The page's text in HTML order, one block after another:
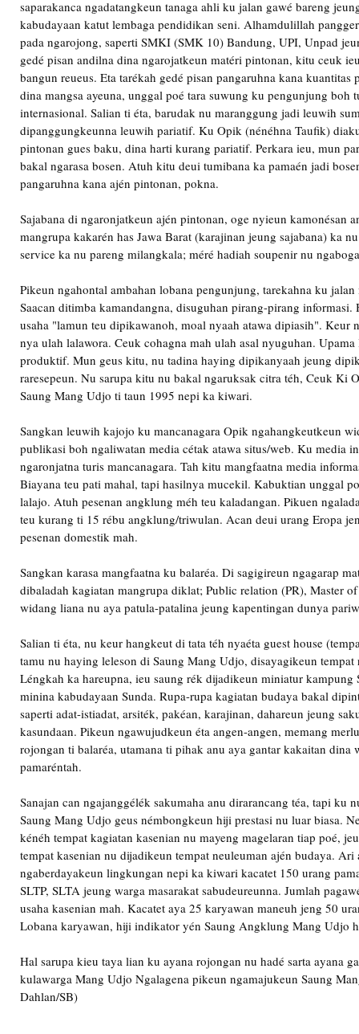
saparakanca ngadatangkeun tanaga ahli ku jalan gawé bareng
kabudayaan katut lembaga pendidikan seni. Alhamdulillah
pada ngarojong, saperti SMKI (SMK 10) Bandung, UPI, Unpad
gedé pisan andilna dina ngarojatkeun matéri pintonan, kitu ceuk
bangun reueus. Eta tarékah gedé pisan pangaruhna kana
dina mangsa ayeuna, unggal poé tara suwung ku pengunjung boh
internasional. Salian ti éta, barudak nu maranggung jadi leuwih
dipanggungkeunna leuwih pariatif. Ku Opik (nénéhna Taufik)
pintonan gues baku, dina harti kurang pariatif. Perkara ieu, mun
bakal ngarasa bosen. Atuh kitu deui tumibana ka pamaén jadi
pangaruhna kana ajén pintonan, pokna.
Sajabana di ngaronjatkeun ajén pintonan, oge nyieun kamonésan
mangrupa kakarén has Jawa Barat (karajinan jeung sajabana) ka
service ka nu pareng milangkala; méré hadiah soupenir nu
Pikeun ngahontal ambahan lobana pengunjung, tarekahna ku
Saacan ditimba kamandangna, disuguhan pirang-pirang
usaha "lamun teu dipikawanoh, moal nyaah atawa dipiasih". Keur
nya ulah lalawora. Ceuk cohagna mah ulah asal nyuguhan.
produktif. Mun geus kitu, nu tadina haying dipikanyaah jeung
raresepeun. Nu sarupa kitu nu bakal ngaruksak citra téh, Ceuk Ki
Saung Mang Udjo ti taun 1995 nepi ka kiwari.
Sangkan leuwih kajojo ku mancanagara Opik ngahangkeutkeun
publikasi boh ngaliwatan media cétak atawa situs/web. Ku media
ngaronjatna turis mancanagara. Tah kitu mangfaatna media
Biayana teu pati mahal, tapi hasilnya mucekil. Kabuktian unggal
lalajo. Atuh pesenan angklung méh teu kaladangan. Pikuen
teu kurang ti 15 rébu angklung/triwulan. Acan deui urang Eropa
pesenan domestik mah.
Sangkan karasa mangfaatna ku balaréa. Di sagigireun ngagarap
dibaladah kagiatan mangrupa diklat; Public relation (PR), Master
widang liana nu aya patula-patalina jeung kapentingan dunya
Salian ti éta, nu keur hangkeut di tata téh nyaéta guest house
tamu nu haying leleson di Saung Mang Udjo, disayagikeun tempat
Léngkah ka hareupna, ieu saung rék dijadikeun miniatur kampung
minina kabudayaan Sunda. Rupa-rupa kagiatan budaya bakal
saperti adat-istiadat, arsiték, pakéan, karajinan, dahareun jeung
kasundaan. Pikeun ngawujudkeun éta angen-angen, memang
rojongan ti balaréa, utamana ti pihak anu aya gantar kakaitan dina
pamaréntah.
Sanajan can ngajanggélék sakumaha anu dirarancang téa, tapi ku
Saung Mang Udjo geus némbongkeun hiji prestasi nu luar biasa.
kénéh tempat kagiatan kasenian nu mayeng magelaran tiap poé,
tempat kasenian nu dijadikeun tempat neuleuman ajén budaya.
ngaberdayakeun lingkungan nepi ka kiwari kacatet 150 urang
SLTP, SLTA jeung warga masarakat sabudeureunna. Jumlah
usaha kasenian mah. Kacatet aya 25 karyawan maneuh jeng 50
Lobana karyawan, hiji indikator yén Saung Angklung Mang Udjo
Hal sarupa kieu taya lian ku ayana rojongan nu hadé sarta ayana
kulawarga Mang Udjo Ngalagena pikeun ngamajukeun Saung
Dahlan/SB)